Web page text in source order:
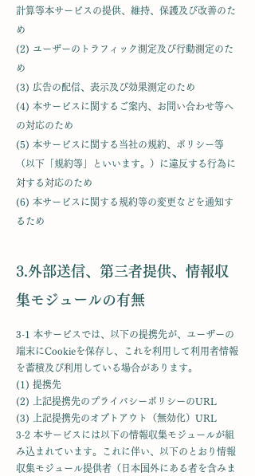
計算等本サービスの提供、維持、保護及び改善のた
め
(2) ユーザーのトラフィック測定及び行動測定のた
め
(3) 広告の配信、表示及び効果測定のため
(4) 本サービスに関するご案内、お問い合わせ等へ
の対応のため
(5) 本サービスに関する当社の規約、ポリシー等
（以下「規約等」といいます。）に違反する行為に
対する対応のため
(6) 本サービスに関する規約等の変更などを通知す
るため
3.外部送信、第三者提供、情報収
集モジュールの有無
3-1 本サービスでは、以下の提携先が、ユーザーの
端末にCookieを保存し、これを利用して利用者情報
を蓄積及び利用している場合があります。
(1) 提携先
(2) 上記提携先のプライバシーポリシーのURL
(3) 上記提携先のオプトアウト（無効化）URL
3-2 本サービスには以下の情報収集モジュールが組
み込まれています。これに伴い、以下のとおり情報
収集モジュール提供者（日本国外にある者を含みま